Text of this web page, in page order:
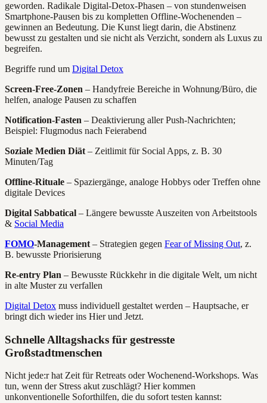
geworden. Radikale Digital-Detox-Phasen – von stundenweisen
Smartphone-Pausen bis zu kompletten Offline-Wochenenden –
gewinnen an Bedeutung. Die Kunst liegt darin, die Abstinenz
bewusst zu gestalten und sie nicht als Verzicht, sondern als Luxus zu
begreifen.
Begriffe rund um Digital Detox
Screen-Free-Zonen – Handyfreie Bereiche in Wohnung/Büro, die
helfen, analoge Pausen zu schaffen
Notification-Fasten – Deaktivierung aller Push-Nachrichten;
Beispiel: Flugmodus nach Feierabend
Soziale Medien Diät – Zeitlimit für Social Apps, z. B. 30
Minuten/Tag
Offline-Rituale – Spaziergänge, analoge Hobbys oder Treffen ohne
digitale Devices
Digital Sabbatical – Längere bewusste Auszeiten von Arbeitstools
& Social Media
FOMO-Management – Strategien gegen Fear of Missing Out, z.
B. bewusste Priorisierung
Re-entry Plan – Bewusste Rückkehr in die digitale Welt, um nicht
in alte Muster zu verfallen
Digital Detox muss individuell gestaltet werden – Hauptsache, er
bringt dich wieder ins Hier und Jetzt.
Schnelle Alltagshacks für gestresste
Großstadtmenschen
Nicht jede:r hat Zeit für Retreats oder Wochenend-Workshops. Was
tun, wenn der Stress akut zuschlägt? Hier kommen
unkonventionelle Soforthilfen, die du sofort testen kannst: